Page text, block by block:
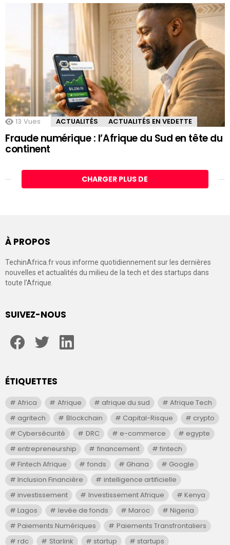
13 Vues ACTUALITÉS ACTUALITÉS EN VEDETTE
Fraude numérique : l’Afrique du Sud en tête du
continent
CHARGER PLUS DE
À PROPOS
TechinAfrica.fr vous informe quotidiennement sur les dernières
nouvelles et actualités du milieu de la tech et des startups dans
toute l’Afrique.
SUIVEZ-NOUS
ÉTIQUETTES
Africa Afrique afrique du sud
Afrique Tech
agritech
Blockchain Capital-Risque
crypto
Cybersécurité
DRC e-commerce
egypte
entrepreneurship
financement
fintech
Fintech Afrique
fonds Ghana
Google
Inclusion Financière
intelligence artificielle
investissement
Investissement Afrique
Kenya
Lagos
levée de fonds Maroc
Nigeria
Paiements Numériques
Paiements Transfrontaliers
rdc
Starlink startup startups